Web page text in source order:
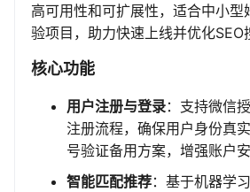
高可用性和可扩展性，适合中小型
验项目，助力快速上线并优化SEO
核心功能
用户注册与登录：支持微信
注册流程，确保用户身份真
号验证备用方案，增强账户
智能匹配推荐：基于机器学